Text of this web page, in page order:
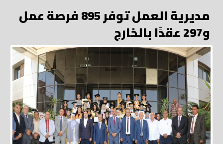
مديرية العمل توفر 895 فرصة عمل
و297 عقدًا بالخارج